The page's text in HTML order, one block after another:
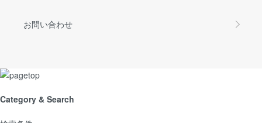
お問い合わせ
Category & Search